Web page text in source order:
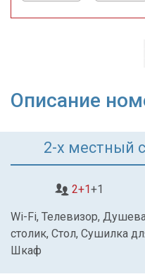
Описание
2-х местный
2+1+1
Wi-Fi, Телевизор,
столик, Стол, Сушилка
Шкаф